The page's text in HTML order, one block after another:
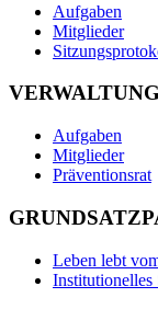
Aufgaben
Mitglieder
Aufgaben
Mitglieder
Präventionsrat
Leben lebt
Institutionelles